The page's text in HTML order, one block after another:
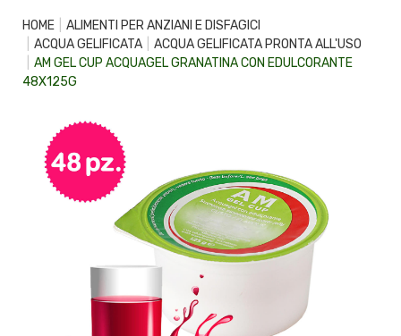
HOME
ALIMENTI PER ANZIANI E DISFAGICI
ACQUA GELIFICATA
ACQUA GELIFICATA PRONTA ALL'USO
AM GEL CUP ACQUAGEL GRANATINA CON EDULCORANTE
48X125G